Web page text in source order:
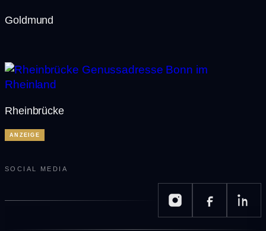
Goldmund
Rheinbrücke
SOCIAL MEDIA
ANZEIGE